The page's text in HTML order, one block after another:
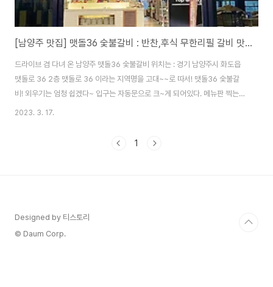
[남양주 맛집] 맷돌36 숯불갈비 : 반찬,후식 무한리필 갈비 맛집!
드라이브 겸 다녀 온 남양주 맷돌36 숯불갈비 위치는 : 경기 남양주시 화도읍
맷돌로 36 2층 맷돌로 36 이라는 지역명을 고대~~로 따서! 맷돌36 숯불갈
비! 외우기는 엄청 쉽겠다~ 입구는 자동문으로 크~게 되어있다. 메뉴판 찍는걸
까먹은 초보 블로거 >__
2023. 3. 17.
1
Designed by 티스토리
© Daum Corp.